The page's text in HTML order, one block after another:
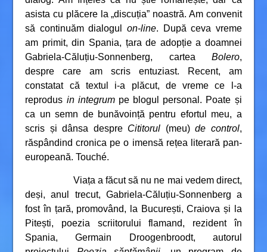
asista cu plăcere la „discuția” noastră. Am convenit
să continuăm dialogul on-line. După ceva vreme
am primit, din Spania, țara de adopție a doamnei
Gabriela-Căluțiu-Sonnenberg, cartea Bolero,
despre care am scris entuziast. Recent, am
constatat că textul i-a plăcut, de vreme ce l-a
reprodus in integrumpe blogul personal. Poate și
ca un semn de bunăvoință pentru efortul meu, a
scris și dânsa despre Cititorul (meu)de control,
răspândind cronica pe o imensă rețea literară pan-
europeană. Touché.
Viața a făcut să nu ne mai vedem direct,
deși, anul trecut, Gabriela-Căluțiu-Sonnenberg a
fost în țară, promovând, la București, Craiova și la
Pitești, poezia scriitorului flamand, rezident în
Spania, Germain Droogenbroodt, autorul